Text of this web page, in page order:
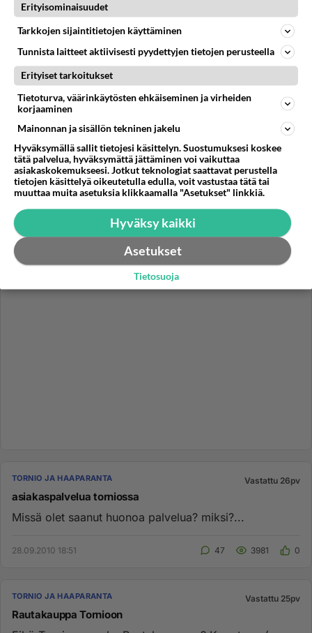
Tk:n voisi lopettaa ja rahat antaa Länskän
pyörittämiseen....
TORNIO JA HAAPARANTA Vastattu 6pv
Metallipajan melu
Liekö Kantojarven metalli pitää sisällään,
kunnanpäättäjien sukulaisia tai tuttuja, kun saavat
mielivaltaisesti edelleen...
14.12.2024 05:44 52 2276
TORNIO JA HAAPARANTA Vastattu 26pv
asiakaspalvelua torniossa
Missä olet saanut huonoa palvelua? miksi?...
28.09.2010 18:51 47 3981 0
TORNIO JA HAAPARANTA Vastattu 25pv
Rautakauppa Tornioon
Erityisominaisuudet
Tarkkojen sijaintitietojen käyttäminen
Tunnista laitteet aktiivisesti pyydettyjen tietojen perusteella
Erityiset tarkoitukset
Tietoturva, väärinkäytösten ehkäiseminen ja virheiden
korjaaminen
Mainonnan ja sisällön tekninen jakelu
Hyväksymällä sallit tietojesi käsittelyn. Suostumuksesi koskee
tätä palvelua, hyväksymättä jättäminen voi vaikuttaa
asiakaskokemukseesi. Jotkut teknologiat saattavat perustella
tietojen käsittelyä oikeutetulla edulla, voit vastustaa tätä tai
muuttaa muita asetuksia klikkaamalla "Asetukset" linkkiä.
Hyväksy kaikki
Asetukset
Tietosuoja